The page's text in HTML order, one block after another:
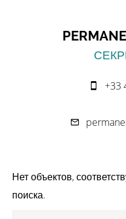
+33
Нет объектов,
поиска.